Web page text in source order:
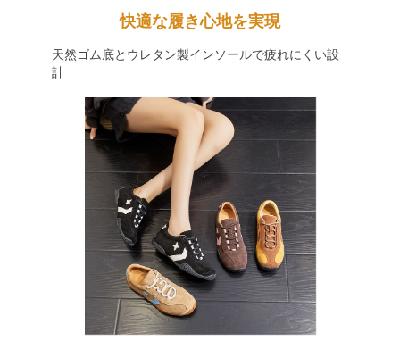
快適な履き心地を実現
天然ゴム底とウレタン製インソールで疲れにくい設
計